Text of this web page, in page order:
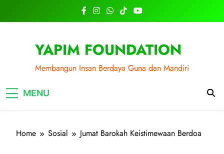
YAPIM FOUNDATION
Membangun Insan Berdaya Guna dan Mandiri
MENU
Home Sosial Jumat Barokah Keistimewaan Berdoa